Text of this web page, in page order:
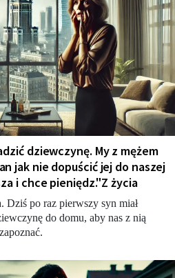
dziewczynę. My z mężem
jak nie dopuścić jej do naszej
i chce pieniędz."Z życia
Dziś po raz pierwszy syn miał
do domu, aby nas z nią
zapoznać.